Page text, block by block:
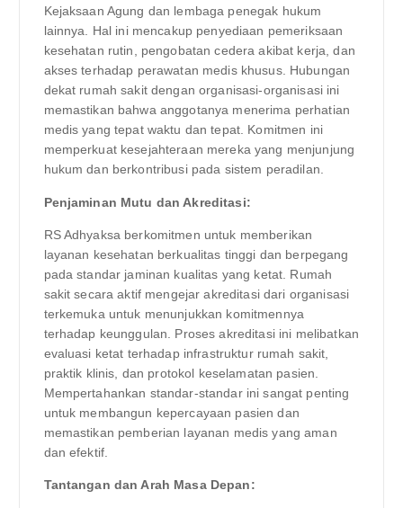
Kejaksaan Agung dan lembaga penegak hukum
lainnya. Hal ini mencakup penyediaan pemeriksaan
kesehatan rutin, pengobatan cedera akibat kerja, dan
akses terhadap perawatan medis khusus. Hubungan
dekat rumah sakit dengan organisasi-organisasi ini
memastikan bahwa anggotanya menerima perhatian
medis yang tepat waktu dan tepat. Komitmen ini
memperkuat kesejahteraan mereka yang menjunjung
hukum dan berkontribusi pada sistem peradilan.
Penjaminan Mutu dan Akreditasi:
RS Adhyaksa berkomitmen untuk memberikan
layanan kesehatan berkualitas tinggi dan berpegang
pada standar jaminan kualitas yang ketat. Rumah
sakit secara aktif mengejar akreditasi dari organisasi
terkemuka untuk menunjukkan komitmennya
terhadap keunggulan. Proses akreditasi ini melibatkan
evaluasi ketat terhadap infrastruktur rumah sakit,
praktik klinis, dan protokol keselamatan pasien.
Mempertahankan standar-standar ini sangat penting
untuk membangun kepercayaan pasien dan
memastikan pemberian layanan medis yang aman
dan efektif.
Tantangan dan Arah Masa Depan: